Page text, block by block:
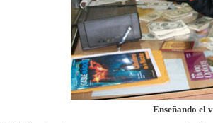
Enseñando el